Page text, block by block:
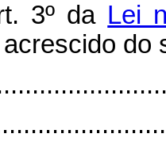
3º da Lei
do